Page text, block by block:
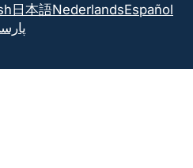
日本語NederlandsEspañol